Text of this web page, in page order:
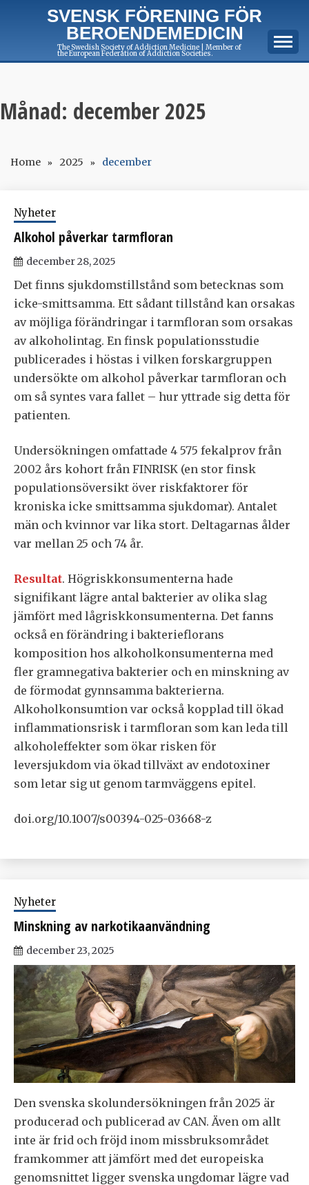
SVENSK FÖRENING FÖR
BEROENDEMEDICIN
The Swedish Society of Addiction Medicine | Member of
the European Federation of Addiction Societies.
Månad: december 2025
Home 2025 december
Nyheter
Alkohol påverkar tarmfloran
december 28, 2025
Det finns sjukdomstillstånd som betecknas som
icke-smittsamma. Ett sådant tillstånd kan orsakas
av möjliga förändringar i tarmfloran som orsakas
av alkoholintag. En finsk populationsstudie
publicerades i höstas i vilken forskargruppen
undersökte om alkohol påverkar tarmfloran och
om så syntes vara fallet – hur yttrade sig detta för
patienten.
Undersökningen omfattade 4 575 fekalprov från
2002 års kohort från FINRISK (en stor finsk
populationsöversikt över riskfaktorer för
kroniska icke smittsamma sjukdomar). Antalet
män och kvinnor var lika stort. Deltagarnas ålder
var mellan 25 och 74 år.
Resultat. Högriskkonsumenterna hade
signifikant lägre antal bakterier av olika slag
jämfört med lågriskkonsumenterna. Det fanns
också en förändring i bakterieflorans
komposition hos alkoholkonsumenterna med
fler gramnegativa bakterier och en minskning av
de förmodat gynnsamma bakterierna.
Alkoholkonsumtion var också kopplad till ökad
inflammationsrisk i tarmfloran som kan leda till
alkoholeffekter som ökar risken för
leversjukdom via ökad tillväxt av endotoxiner
som letar sig ut genom tarmväggens epitel.
doi.org/10.1007/s00394-025-03668-z
Nyheter
Minskning av narkotikaanvändning
december 23, 2025
Den svenska skolundersökningen från 2025 är
producerad och publicerad av CAN. Även om allt
inte är frid och fröjd inom missbruksområdet
framkommer att jämfört med det europeiska
genomsnittet ligger svenska ungdomar lägre vad